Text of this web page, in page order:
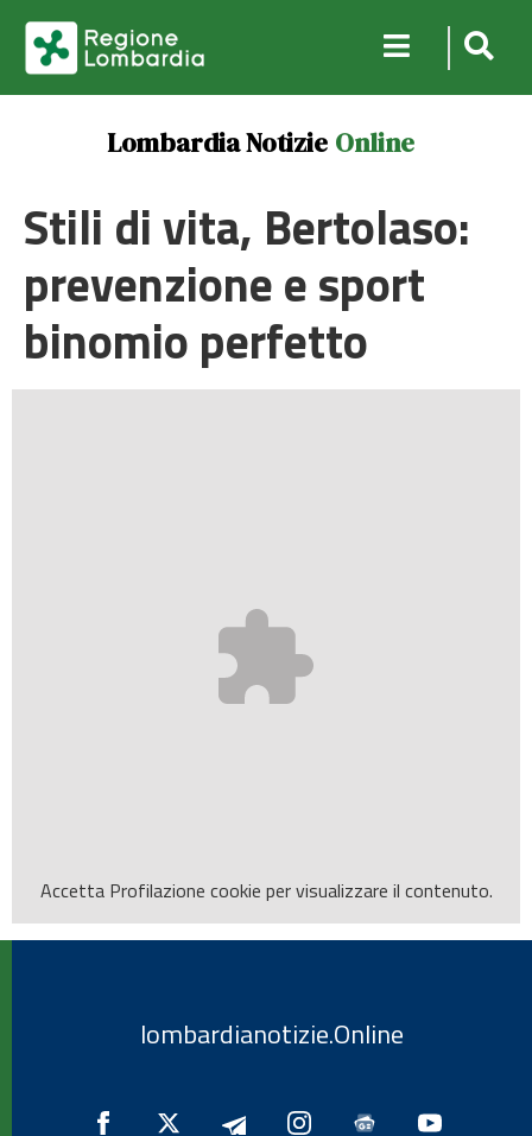
Lombardia Notizie Online
Stili di vita, Bertolaso:
prevenzione e sport
binomio perfetto
Accetta Profilazione cookie per visualizzare il contenuto.
lombardianotizie.Online